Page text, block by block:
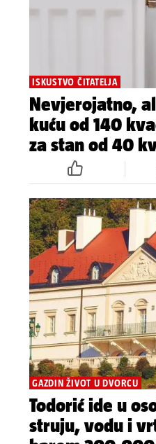
ISKUSTVO ČITATELJA
Nevjerojatno,
kuću od 140
za stan od 40
GAZDIN ŽIVOT U DVORCU
Todorić ide u
struju, vodu i